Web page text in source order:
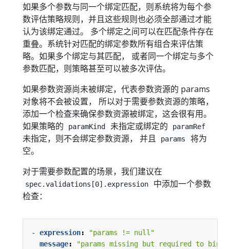
如果多个参数与同一个绑定匹配，则系统将为每个参
数评估策略规则，并且这些规则也必须全部通过才能
认为该绑定通过。 多个绑定之间可以在匹配条件存在
重叠。系统针对匹配的绑定参数所有组合来评估策
略。如果多个绑定与其匹配， 或者同一个绑定与多个
参数匹配，则策略甚至可以被多次评估。
如果参数资源尚未被绑定，代表参数资源的 params
对象将不会被设置， 所以对于需要参数资源的策略，
添加一个检查来确保参数资源被绑定，这会很有用。
如果策略的
paramKind 未指定或绑定的 paramRef
未指定，则不会绑定参数资源， 并且 params
将为
空。
对于需要参数配置的场景，我们建议在
spec.validations[0].expression
中添加一个参数
检查：
- expression:
"params != null"
message: "params missing but required to